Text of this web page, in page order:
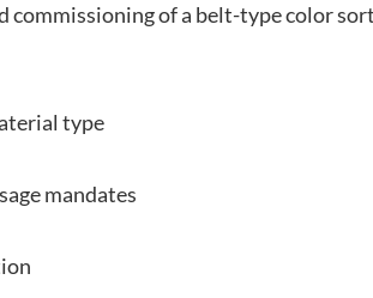
commissioning of a belt-type color
type
mandates